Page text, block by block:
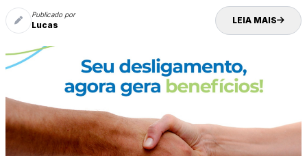
Publicado por
Lucas LEIA MAIS